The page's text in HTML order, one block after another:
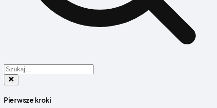
Pierwsze kroki